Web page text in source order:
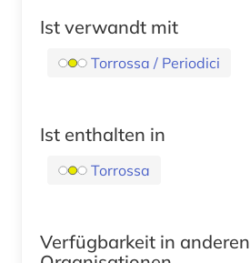
Ist verwandt mit
Torrossa / Periodici
Ist enthalten in
Torrossa
Verfügbarkeit in anderen